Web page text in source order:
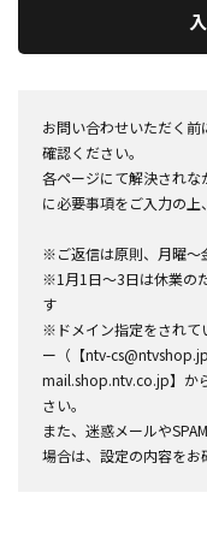
お問い合わせいただく前
確認ください。
各ページにて解決され
に必要事項をご入力の上
※ご返信は原則、月曜～
※1月1日～3日は休業の
す
※ドメイン指定をされて
ー（【ntv-
mail.shop.ntv.co.jp】か
さい。
また、迷惑メールや
場合は、設定の内容をお